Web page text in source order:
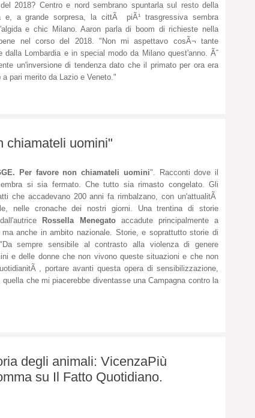
2018? Centro e nord sembrano spuntarla sul resto della
e, a grande sorpresa, la cittÃ piÃ¹ trasgressiva sembra
e chic Milano. Aaron parla di boom di richieste nella
nel corso del 2018. "Non mi aspettavo cosÃ¬ tante
dalla Lombardia e in special modo da Milano quest'anno. Ãˆ
un'inversione di tendenza dato che il primato per ora era
a pari merito da Lazio e Veneto."
chiamateli uomini"
Per favore non chiamateli uomini". Racconti dove il
si sia fermato. Che tutto sia rimasto congelato. Gli
che accadevano 200 anni fa rimbalzano, con un'attualitÃ
nelle cronache dei nostri giorni. Una trentina di storie
Rossella Menegatoaccadute principalmente a
ma anche in ambito nazionale. Storie, e soprattutto storie di
sempre sensibile al contrasto alla violenza di genere
e delle donne che non vivono queste situazioni e che non
, portare avanti questa opera di sensibilizzazione,
che mi piacerebbe diventasse una Campagna contro la
degli animali: VicenzaPiù
su Il Fatto Quotidiano.